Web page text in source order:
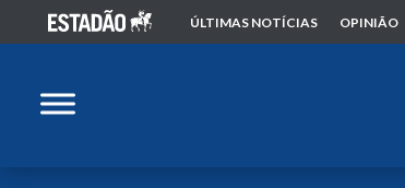
ÚLTIMAS NOTÍCIAS OPINIÃO